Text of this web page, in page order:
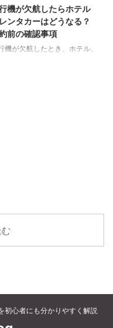
機が欠航したらホテル
ンタカーはどうなる？
前の確認事項
機が欠航したとき、ホテル、
初心者にも分かりやすく解説